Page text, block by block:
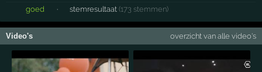
goed
· stemresultaat (173 stemmen)
Video's overzicht van alle video's